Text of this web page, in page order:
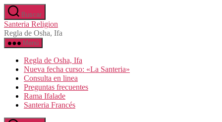
Saltar
al
contenido
Buscar
Santeria Religion
Regla de Osha, Ifa
Menú
Regla de Osha, Ifa
Nueva fecha curso: «La Santeria»
Consulta en linea
Preguntas frecuentes
Rama Ifalade
Santeria Francés